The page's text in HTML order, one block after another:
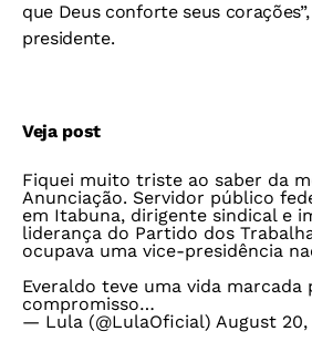
que Deus conforte seus
presidente.
Veja post
Fiquei muito triste ao saber da
Anunciação. Servidor público
em Itabuna, dirigente sindical e
liderança do Partido dos
ocupava uma vice-presidência
Everaldo teve uma vida marcada
compromisso…
— Lula (@LulaOficial) August 20,